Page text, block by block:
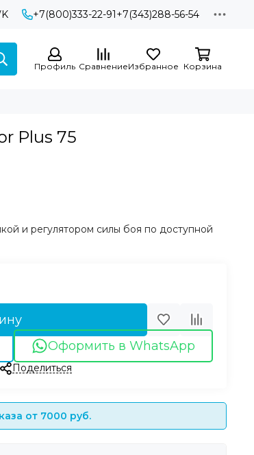
+7(800)333-22-91+7(343)288-56-54
Профиль СравнениеИзбранное Корзина
Plus 75
и регулятором силы боя по доступной
Оформить в WhatsApp
Поделиться
от 7000 руб.